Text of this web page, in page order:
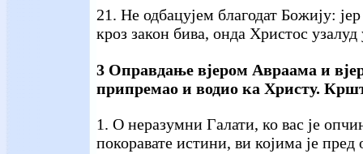
21. Не одбацујем благодат Божију:
кроз закон бива, онда Христос узалуд
3 Оправдање вјером Авраама и
припремао и водио ка Христу.
1. О неразумни Галати, ко вас је
покоравате истини, ви којима је